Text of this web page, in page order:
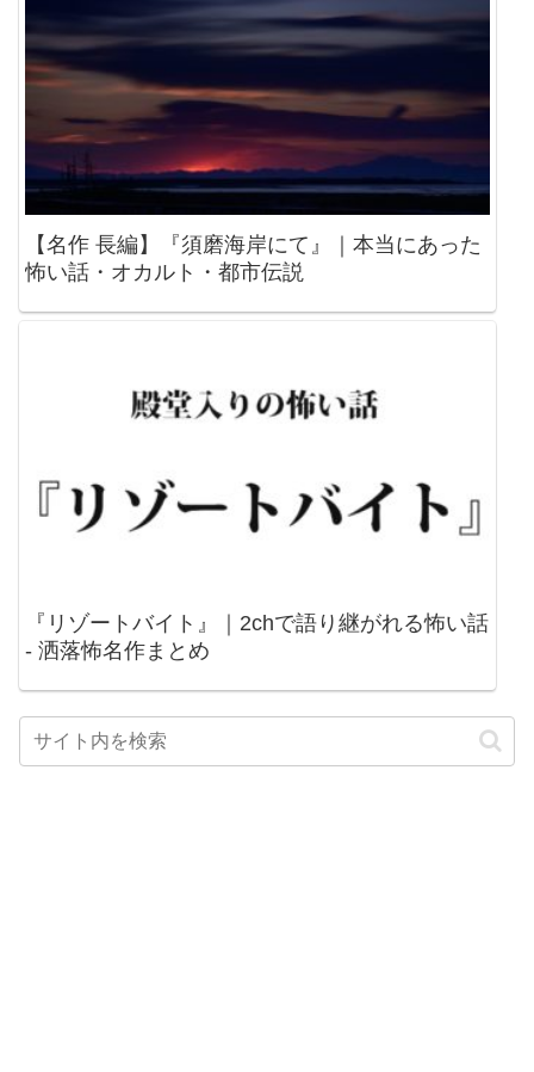
【名作 長編】『須磨海岸にて』｜本当にあった
怖い話・オカルト・都市伝説
『リゾートバイト』｜2chで語り継がれる怖い話
- 洒落怖名作まとめ